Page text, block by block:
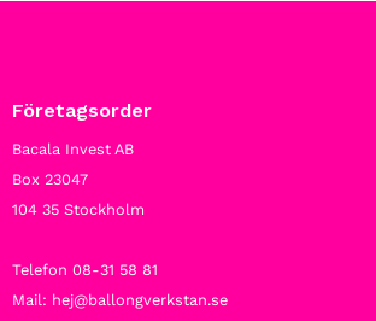
Företagsorder
Bacala Invest AB
Box 23047
104 35 Stockholm
Telefon 08-31 58 81
Mail: hej@ballongverkstan.se